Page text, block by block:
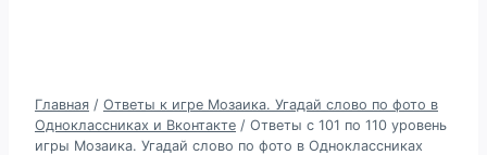
Главная / Ответы к игре Мозаика. Угадай слово по фото в
Одноклассниках и Вконтакте / Ответы с 101 по 110 уровень
игры Мозаика. Угадай слово по фото в Одноклассниках